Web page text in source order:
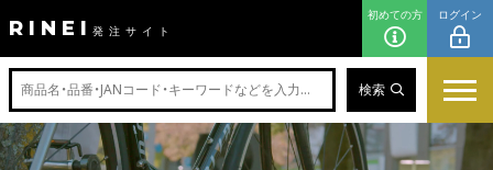
RINEI 発注サイト
初めての方 ログイン
検索